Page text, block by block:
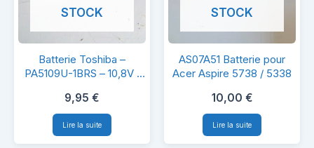
Batterie
Toshiba
–
PA5109U-
1BRS
STOCK
Batterie Toshiba –
PA5109U-1BRS – 10,8V /
9,95 €
Lire la suite
AS07A51
Batterie
pour
Acer
Aspire
STOCK
AS07A51 Batterie pour
Acer Aspire 5738 / 5338
10,00 €
Lire la suite